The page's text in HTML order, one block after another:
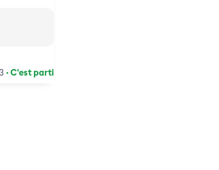
· C'est parti